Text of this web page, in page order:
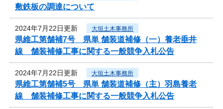
敷鉄板の調達について
2024年7月22日更新 大垣土木事務所
県維工第舗補7号 県単 舗装道補修（一）養老垂井
線 舗装補修工事に関する一般競争入札公告
2024年7月22日更新 大垣土木事務所
県維工第舗補5号 県単 舗装道補修（主）羽島養老
線 舗装補修工事に関する一般競争入札公告